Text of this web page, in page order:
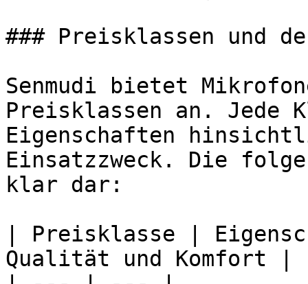
### Preisklassen und
Senmudi bietet
Preisklassen an. Jede
Eigenschaften
Einsatzzweck. Die
klar dar:
| Preisklasse |
Qualität und Komfort |